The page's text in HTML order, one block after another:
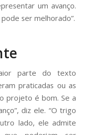
um avanço.
ser melhorado”.
parte do texto
praticadas ou as
projeto é bom. Se a
diz ele. “O trigo
lado, ele admite